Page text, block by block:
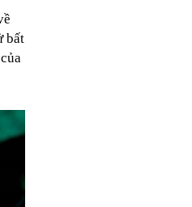
bất